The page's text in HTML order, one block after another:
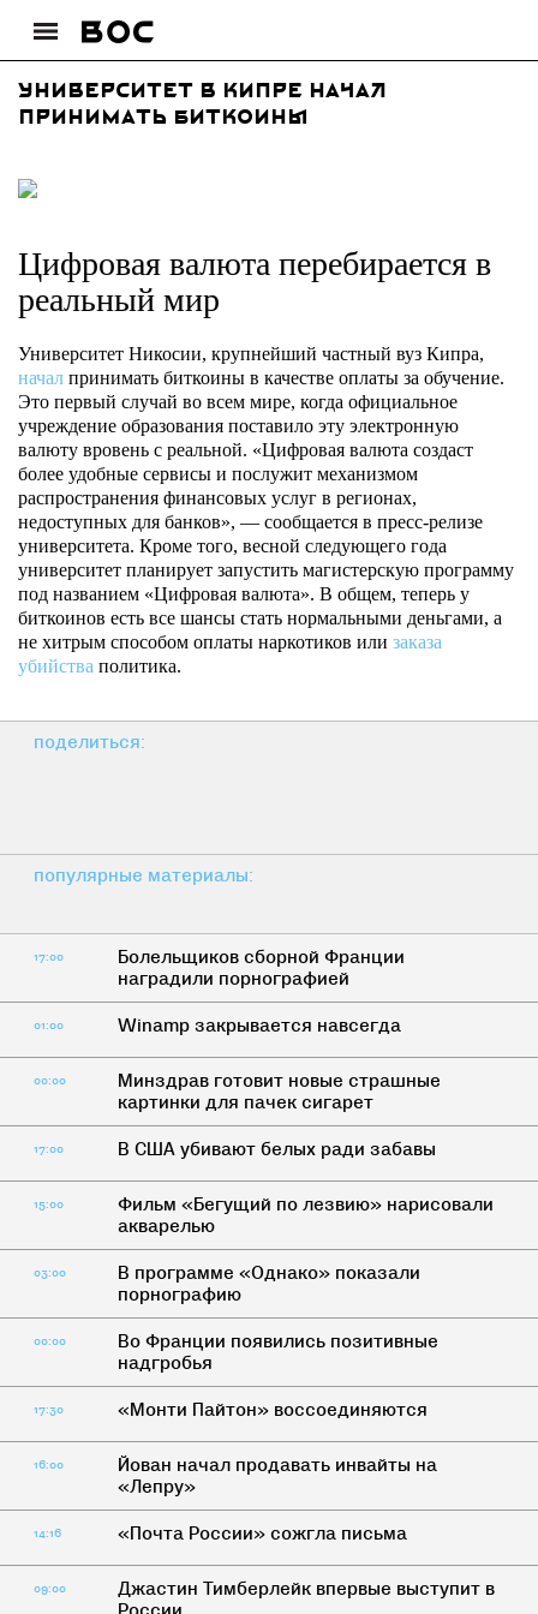
Университет в Кипре начал
принимать биткоины
Цифровая валюта перебирается в
реальный мир
Университет Никосии, крупнейший частный вуз Кипра,
начал принимать биткоины в качестве оплаты за обучение.
Это первый случай во всем мире, когда официальное
учреждение образования поставило эту электронную
валюту вровень с реальной. «Цифровая валюта создаст
более удобные сервисы и послужит механизмом
распространения финансовых услуг в регионах,
недоступных для банков», — сообщается в пресс-релизе
университета. Кроме того, весной следующего года
университет планирует запустить магистерскую программу
под названием «Цифровая валюта». В общем, теперь у
биткоинов есть все шансы стать нормальными деньгами, а
не хитрым способом оплаты наркотиков или заказа
убийства политика.
поделиться:
популярные материалы:
17:00
Болельщиков сборной Франции
наградили порнографией
01:00 Winamp закрывается навсегда
00:00
Минздрав готовит новые страшные
картинки для пачек сигарет
17:00 В США убивают белых ради забавы
15:00
Фильм «Бегущий по лезвию» нарисовали
акварелью
03:00
В программе «Однако» показали
порнографию
00:00
Во Франции появились позитивные
надгробья
17:30 «Монти Пайтон» воссоединяются
16:00
Йован начал продавать инвайты на
«Лепру»
14:16 «Почта России» сожгла письма
09:00
Джастин Тимберлейк впервые выступит в